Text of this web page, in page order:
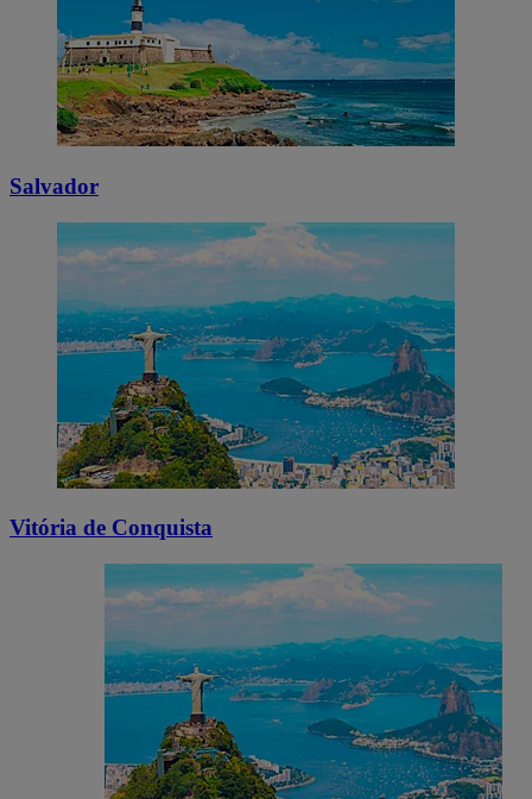
Salvador
Vitória de Conquista